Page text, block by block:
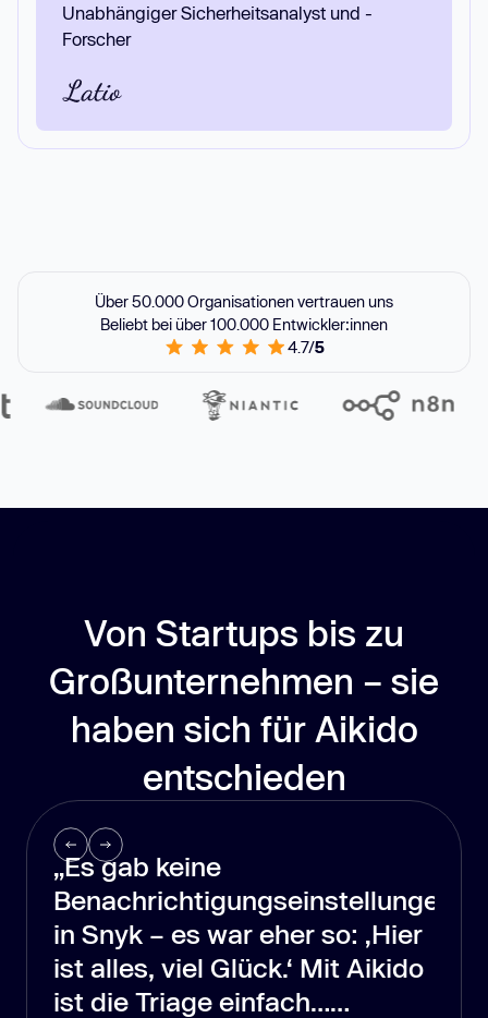
Unabhängiger Sicherheitsanalyst und -
Forscher
Über 50.000 Organisationen vertrauen uns
Beliebt bei über 100.000 Entwickler:innen
4.7/5
Von Startups bis zu
Großunternehmen – sie
haben sich für Aikido
entschieden
„Es gab keine
Benachrichtigungseinstellungen
in Snyk – es war eher so: ‚Hier
ist alles, viel Glück.‘ Mit Aikido
ist die Triage einfach…